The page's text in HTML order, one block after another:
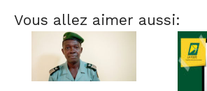
Vous allez aimer aussi: